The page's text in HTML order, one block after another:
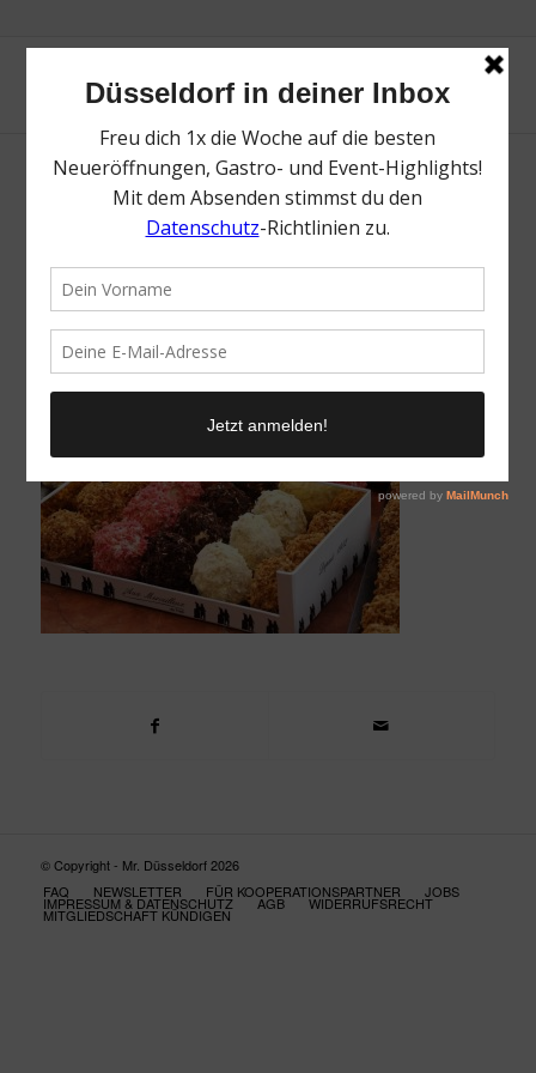
Aux Merveilleux de Fred | Top Cafés für
Düsseldorf | Foto: Aux Merveilleux de Fred
© Copyright - Mr. Düsseldorf 2026
FAQ
NEWSLETTER FÜR KOOPERATIONSPARTNER JOBS
IMPRESSUM & DATENSCHUTZ AGB WIDERRUFSRECHT
MITGLIEDSCHAFT KÜNDIGEN